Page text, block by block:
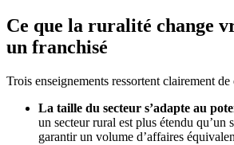
Ce que la ruralité change
un franchisé
Trois enseignements ressortent clairement de
La taille du secteur s’adapte au
un secteur rural est plus étendu qu’un
garantir un volume d’affaires